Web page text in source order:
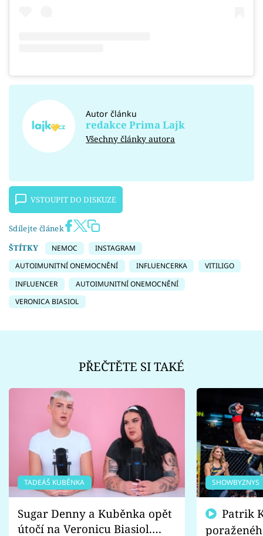
Autor článku
redakce Prima Lajk
Všechny články autora
VSTOUPIT DO DISKUZE
Sdílejte článek
ŠTÍTKY
NEMOC
INSTAGRAM
AUTOIMUNITNÍ ONEMOCNĚNÍ
INFLUENCERKA
VITILIGO
INFLUENCER
AUTOIMUNITNÍ ONEMOCNĚNÍ
VERONICA BIASIOL
PŘEČTĚTE SI TAKÉ
TADEÁŠ KUBĚNKA
Sugar Denny a Kuběnka opět
útočí na Veronicu Biasiol.
SHOWBYZNYS